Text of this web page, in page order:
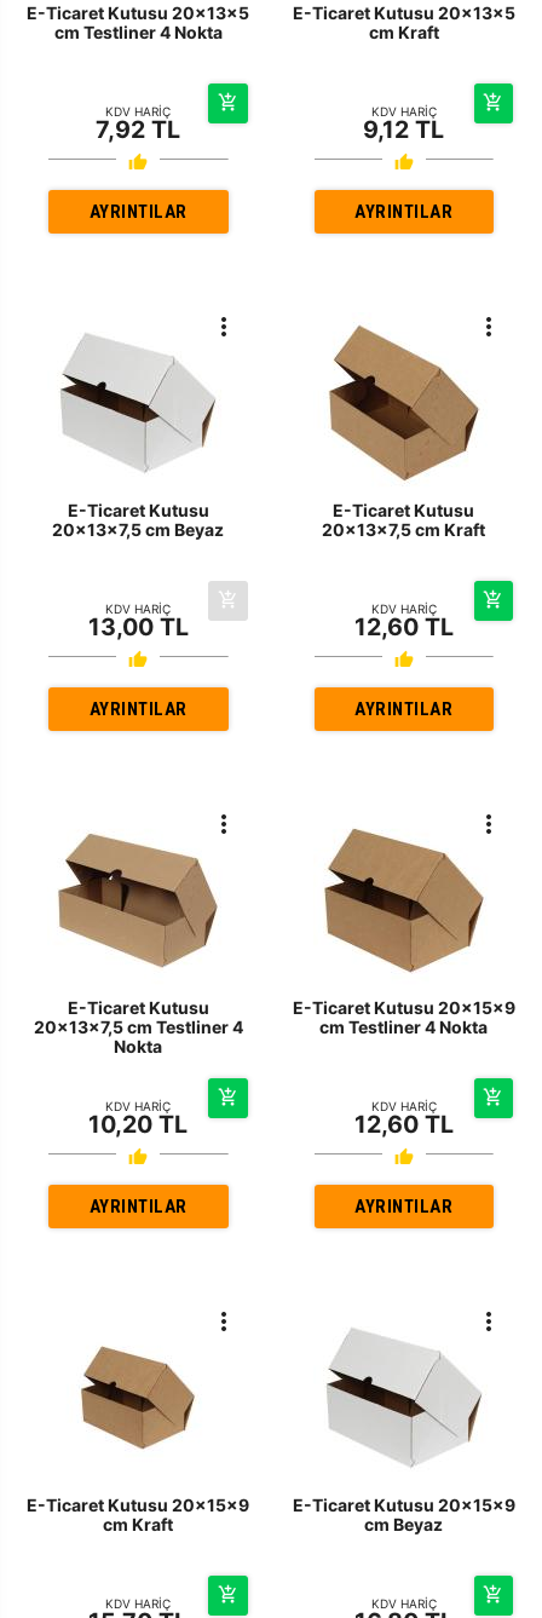
E-Ticaret Kutusu 20x13x5
cm Testliner 4 Nokta
KDV HARİÇ
7,92 TL
AYRINTILAR
E-Ticaret Kutusu 20x13x5
cm Kraft
KDV HARİÇ
9,12 TL
AYRINTILAR
E-Ticaret Kutusu
20x13x7,5 cm Beyaz
KDV HARİÇ
13,00 TL
AYRINTILAR
E-Ticaret Kutusu
20x13x7,5 cm Kraft
KDV HARİÇ
12,60 TL
AYRINTILAR
E-Ticaret Kutusu
20x13x7,5 cm Testliner 4
Nokta
KDV HARİÇ
10,20 TL
AYRINTILAR
E-Ticaret Kutusu 20x15x9
cm Testliner 4 Nokta
KDV HARİÇ
12,60 TL
AYRINTILAR
E-Ticaret Kutusu 20x15x9
cm Kraft
KDV HARİÇ
E-Ticaret Kutusu 20x15x9
cm Beyaz
KDV HARİÇ